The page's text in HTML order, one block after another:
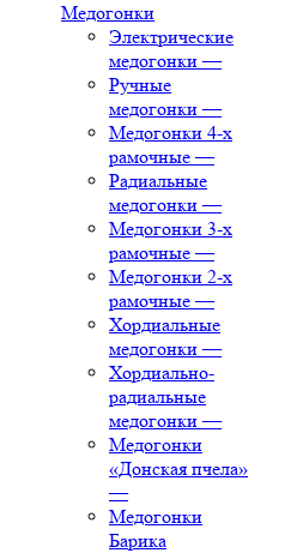
Медогонки
Электрические
медогонки —
Ручные
медогонки —
Медогонки 4-х
рамочные —
Радиальные
медогонки —
Медогонки 3-х
рамочные —
Медогонки 2-х
рамочные —
Хордиальные
медогонки —
Хордиально-
радиальные
медогонки —
Медогонки
«Донская пчела»
—
Медогонки
Барика